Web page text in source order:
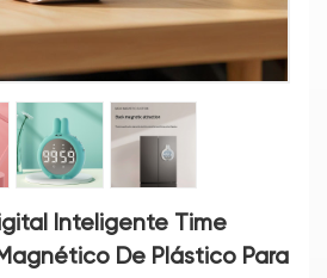
Inteligente Time
De Plástico Para